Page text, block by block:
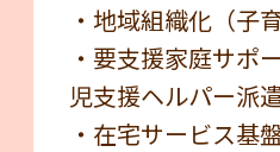
・地域組織化（子
・要支援家庭サポ
児支援ヘルパー派
・在宅サービス基